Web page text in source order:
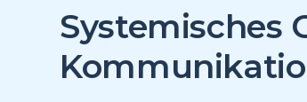
Systemisches